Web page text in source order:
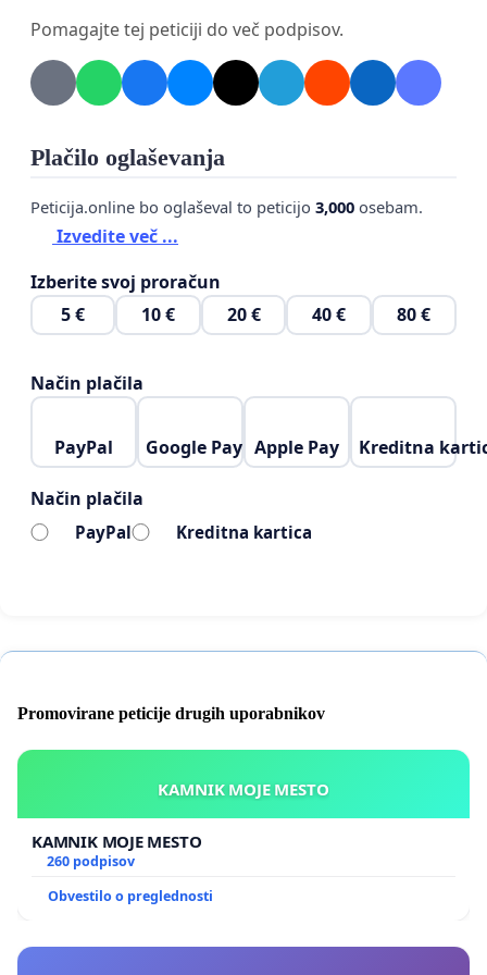
Verjamemo, da varnostnik ni le fizična zaščita,
temveč tudi simbol odgovornega odnosa družbe
učenje, rast in razvoj.
S podpisom te peticije podpiramo uvedbo stalne
prisotnosti varnostnikov v vseh slovenskih vrtcih in
Pomagajte tej peticiji do več podpisov.
Plačilo oglaševanja
Peticija.online bo oglaševal to peticijo 3,000 osebam.
Izvedite več ...
Izberite svoj proračun
5 €
10 € 20 € 40 € 80 €
Način plačila
PayPal Google Pay Apple Pay Kreditna
Način plačila
PayPal Kreditna kartica
Promovirane peticije drugih uporabnikov
KAMNIK MOJE MESTO
KAMNIK MOJE MESTO
260 podpisov
Obvestilo o preglednosti